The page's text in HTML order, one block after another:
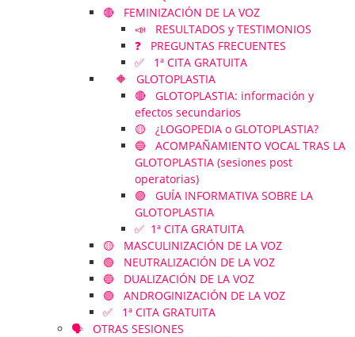
🔴 FEMINIZACIÓN DE LA VOZ
📣 RESULTADOS y TESTIMONIOS
❓ PREGUNTAS FRECUENTES
✅ 1ª CITA GRATUITA
🔶 GLOTOPLASTIA
🔴 GLOTOPLASTIA: información y
efectos secundarios
🟡 ¿LOGOPEDIA o GLOTOPLASTIA?
🔵 ACOMPAÑAMIENTO VOCAL TRAS LA
GLOTOPLASTIA (sesiones post
operatorias)
🟣 GUÍA INFORMATIVA SOBRE LA
GLOTOPLASTIA
✅ 1ª CITA GRATUITA
🟡 MASCULINIZACIÓN DE LA VOZ
🟢 NEUTRALIZACIÓN DE LA VOZ
🔵 DUALIZACIÓN DE LA VOZ
🟣 ANDROGINIZACIÓN DE LA VOZ
✅ 1ª CITA GRATUITA
🗣️ OTRAS SESIONES